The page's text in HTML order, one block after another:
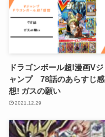
ドラゴンボール超!漫画Vジ
ャンプ 78話のあらすじ感
想! ガスの願い
2021.12.29